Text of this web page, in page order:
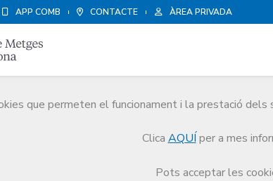
APP COMB CONTACTE ÀREA PRIVADA
que permeten el funcionament i la prestació dels
Clica AQUÍ per a mes
Pots acceptar les
Avantatges i descomptes Espectacles